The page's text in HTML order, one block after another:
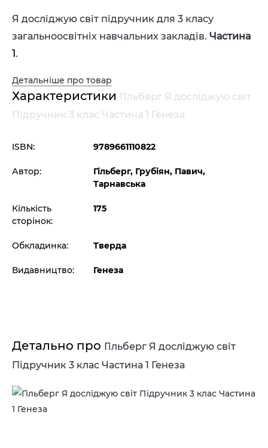
Я досліджую світ підручник для 3 класу
загальноосвітніх навчальних закладів. Частина
1.
Детальніше про товар
Характеристики Гільберг Я досліджую світ
Підручник 3 клас Частина 1 Генеза
ISBN: 9789661110822
Автор:
Гільберг, Грубіян, Павич,
Тарнавська
Кількість
сторінок:
175
Обкладинка: Тверда
Видавництво: Генеза
Детально про Гільберг Я досліджую світ
Підручник 3 клас Частина 1 Генеза